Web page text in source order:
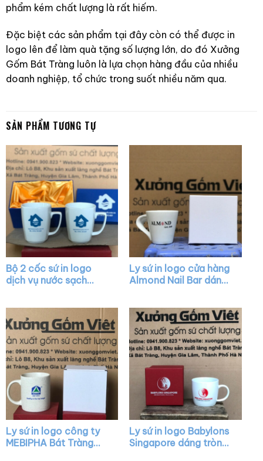
phẩm kém chất lượng là rất hiếm.
Đặc biệt các sản phẩm tại đây còn có thể được in
logo lên để làm quà tặng số lượng lớn, do đó Xưởng
Gốm Bát Tràng luôn là lựa chọn hàng đầu của nhiều
doanh nghiệp, tổ chức trong suốt nhiều năm qua.
SẢN PHẨM TƯƠNG TỰ
Bộ 2 cốc sứ in logo
dịch vụ nước sạch
Ly sứ in logo cửa hàng
Almond Nail Bar dáng
Ly sứ in logo công ty
MEBIPHA Bát Tràng
Ly sứ in logo Babylons
Singapore dáng tròn